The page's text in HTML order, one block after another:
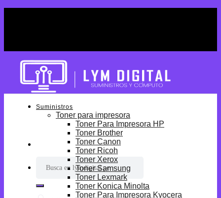
por:
Suministros
Toner para impresora
Toner Para Impresora HP
Toner Brother
Toner Canon
Toner Ricoh
Toner Xerox
Toner Samsung
Toner Lexmark
Toner Konica Minolta
Toner Para Impresora Kyocera